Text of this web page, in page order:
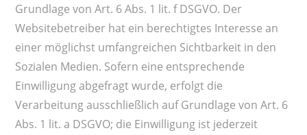
Grundlage von Art. 6 Abs. 1 lit. f DSGVO. Der
Websitebetreiber hat ein berechtigtes Interesse an
einer möglichst umfangreichen Sichtbarkeit in den
Sozialen Medien. Sofern eine entsprechende
Einwilligung abgefragt wurde, erfolgt die
Verarbeitung ausschließlich auf Grundlage von Art. 6
Abs. 1 lit. a DSGVO; die Einwilligung ist jederzeit